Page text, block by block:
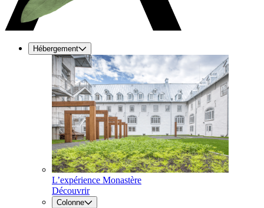
Hébergement
L’expérience Monastère
Découvrir
Colonne